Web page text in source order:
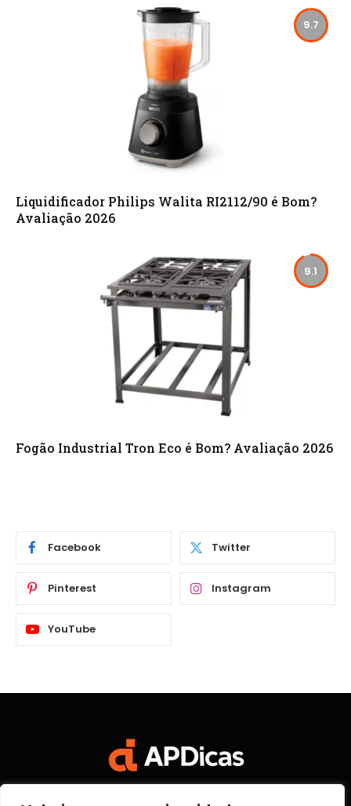
9.7
Liquidificador Philips Walita RI2112/90 é Bom?
Avaliação 2026
9.1
Fogão Industrial Tron Eco é Bom? Avaliação 2026
Facebook Twitter
Pinterest Instagram
YouTube